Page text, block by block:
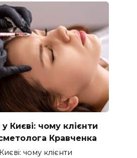
Києві: чому клієнти
Кравченка
чому клієнти